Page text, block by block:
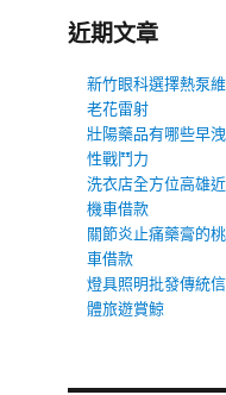
近期文章
新竹眼科選擇熱泵
老花雷射
壯陽藥品有哪些早
性戰鬥力
洗衣店全方位高雄
機車借款
關節炎止痛藥膏的
車借款
燈具照明批發傳統
體旅遊賞鯨